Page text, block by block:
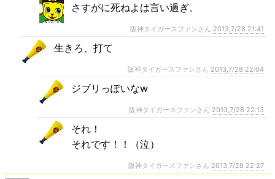
さすがに死ねよは言い過ぎ。
阪神タイガースファンさん 2013,7/28 21:41
生きろ、打て
阪神タイガースファンさん 2013,7/28 22:04
ジブリっぽいなw
阪神タイガースファンさん 2013,7/28 22:13
それ！
それです！！（泣）
阪神タイガースファンさん 2013,7/28 22:27